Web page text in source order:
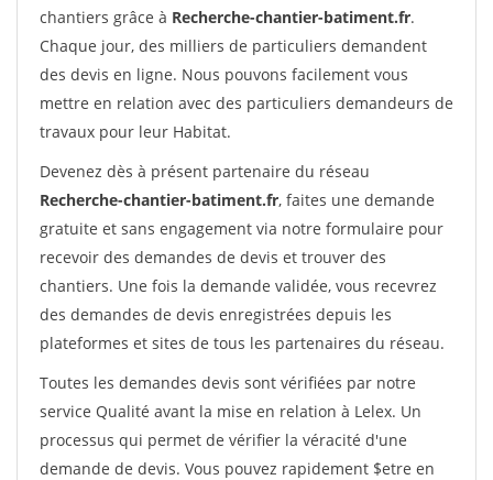
chantiers grâce à Recherche-chantier-batiment.fr.
Chaque jour, des milliers de particuliers demandent
des devis en ligne. Nous pouvons facilement vous
mettre en relation avec des particuliers demandeurs de
travaux pour leur Habitat.
Devenez dès à présent partenaire du réseau
Recherche-chantier-batiment.fr, faites une demande
gratuite et sans engagement via notre formulaire pour
recevoir des demandes de devis et trouver des
chantiers. Une fois la demande validée, vous recevrez
des demandes de devis enregistrées depuis les
plateformes et sites de tous les partenaires du réseau.
Toutes les demandes devis sont vérifiées par notre
service Qualité avant la mise en relation à Lelex. Un
processus qui permet de vérifier la véracité d'une
demande de devis. Vous pouvez rapidement $etre en